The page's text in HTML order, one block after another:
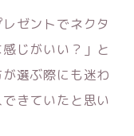
ゼントでネクタ
じがいい？」と
選ぶ際にも迷わ
きていたと思い